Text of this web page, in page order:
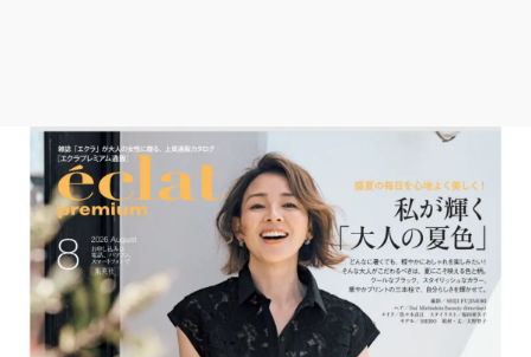
エクラプレミアムNEWS
通販ランキング
デジタルカタログ
エクラプレミアム通販
from編集部
インフォメーション
プレゼント
MAGAZINE